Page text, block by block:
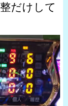
だけして